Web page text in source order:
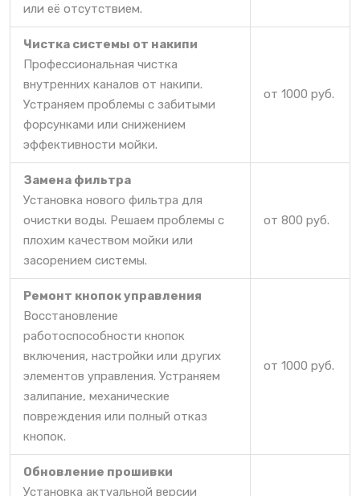
или её отсутствием.
Чистка системы от накипи
Профессиональная чистка
внутренних каналов от накипи.
Устраняем проблемы с забитыми
форсунками или снижением
эффективности мойки.
от 1000 руб.
Замена фильтра
Установка нового фильтра для
очистки воды. Решаем проблемы с
плохим качеством мойки или
засорением системы.
от 800 руб.
Ремонт кнопок управления
Восстановление
работоспособности кнопок
включения, настройки или других
элементов управления. Устраняем
залипание, механические
повреждения или полный отказ
кнопок.
от 1000 руб.
Обновление прошивки
Установка актуальной версии